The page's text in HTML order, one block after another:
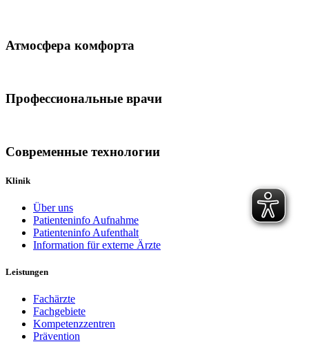
Атмосфера комфорта
Профессиональные врачи
Современные технологии
Klinik
Über uns
Patienteninfo Aufnahme
Patienteninfo Aufenthalt
Information für externe Ärzte
Leistungen
Fachärzte
Fachgebiete
Kompetenzzentren
Prävention